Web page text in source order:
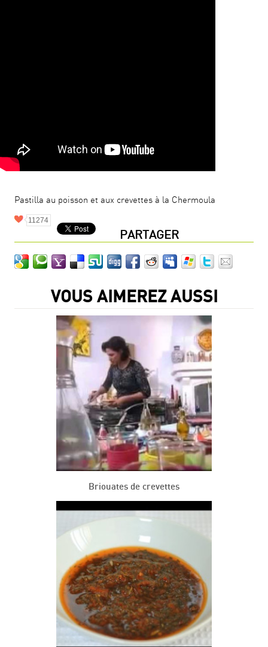
Pastilla au poisson et aux crevettes à la Chermoula
11274
PARTAGER
VOUS AIMEREZ AUSSI
Briouates de crevettes